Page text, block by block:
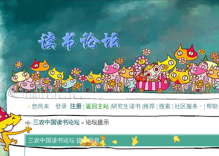
» 您尚未 登录 注册 返回主站 研究生读书 推荐 搜索 社区服务 帮助
三农中国读书论坛 » 论坛提示
三农中国读书论坛 提示信息